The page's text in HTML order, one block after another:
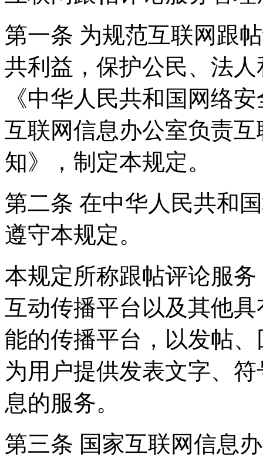
第一条 为规范互联网跟
共利益，保护公民、法
《中华人民共和国网络
互联网信息办公室负责
知》，制定本规定。
第二条 在中华人民共和
遵守本规定。
本规定所称跟帖评论服
互动传播平台以及其他
能的传播平台，以发帖
为用户提供发表文字、
息的服务。
第三条 国家互联网信息